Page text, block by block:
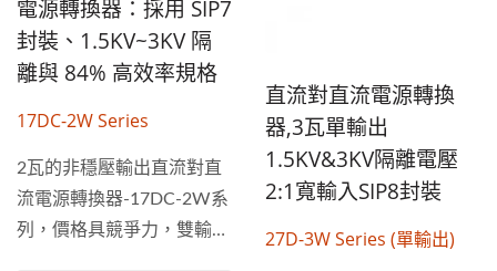
電源轉換器：採用 SIP7
封裝、1.5KV~3KV 隔
離與 84% 高效率規格
17DC-2W Series
2瓦的非穩壓輸出直流對直
流電源轉換器-17DC-2W系
列，價格具競爭力，雙輸出
直流對直流電源轉換
器,3瓦單輸出
1.5KV&3KV隔離電壓
2:1寬輸入SIP8封裝
27D-3W Series (單輸出)